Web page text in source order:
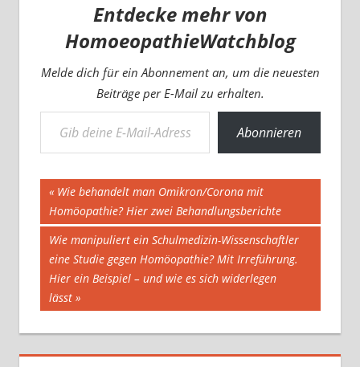
Entdecke mehr von
HomoeopathieWatchblog
Melde dich für ein Abonnement an, um die neuesten
Beiträge per E-Mail zu erhalten.
Gib deine E-Mail-Adresse ein ...
Abonnieren
Beitragsnavigation
Vorheriger
Beitrag:
Wie behandelt man Omikron/Corona mit
Homöopathie? Hier zwei Behandlungsberichte
Nächster
Beitrag:
Wie manipuliert ein Schulmedizin-Wissenschaftler
eine Studie gegen Homöopathie? Mit Irreführung.
Hier ein Beispiel – und wie es sich widerlegen
lässt